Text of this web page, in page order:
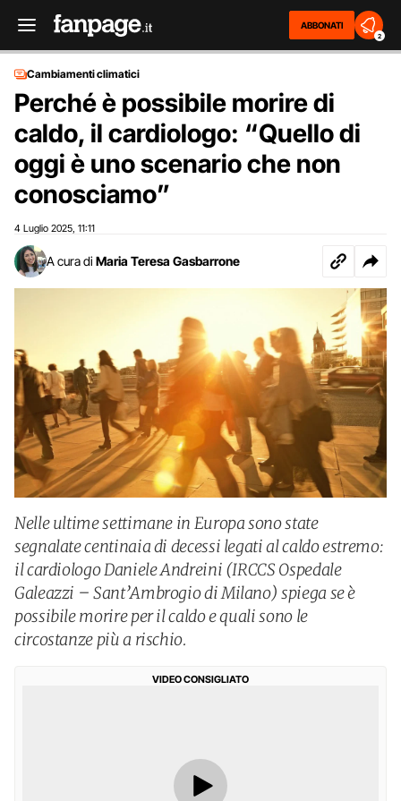
ABBONATI
2
Cambiamenti climatici
Perché è possibile morire di
caldo, il cardiologo: “Quello di
oggi è uno scenario che non
conosciamo”
4 Luglio 2025 11:11
A cura di Maria Teresa Gasbarrone
Nelle ultime settimane in Europa sono state
segnalate centinaia di decessi legati al caldo estremo:
il cardiologo Daniele Andreini (IRCCS Ospedale
Galeazzi – Sant’Ambrogio di Milano) spiega se è
possibile morire per il caldo e quali sono le
circostanze più a rischio.
VIDEO CONSIGLIATO